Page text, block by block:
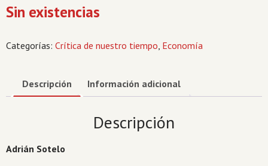
Sin existencias
Categorías: Crítica de nuestro tiempo, Economía
Descripción Información adicional
Descripción
Adrián Sotelo